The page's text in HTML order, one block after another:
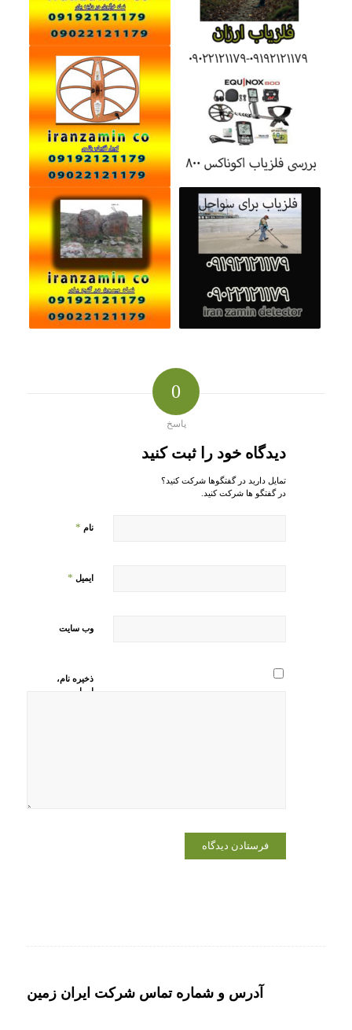
0
پاسخ
دیدگاه خود را ثبت کنید
تمایل دارید در گفتگوها شرکت کنید؟
در گفتگو ها شرکت کنید.
نام *
ایمیل *
وب‌ سایت
ذخیره نام،
ایمیل و
آدرس و شماره تماس شرکت ایران زمین